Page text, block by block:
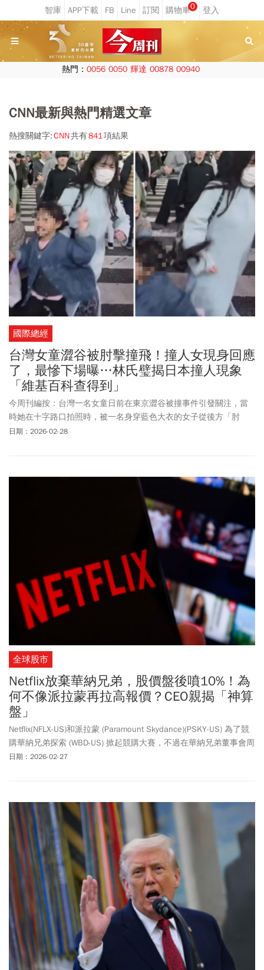
0
熱門： 0056 0050 輝達 00878 00940
CNN最新與熱門精選文章
熱搜關鍵字:CNN共有841項結果
國際總經
台灣女童澀谷被肘擊撞飛！撞人女現身回應
了，最慘下場曝…林氏璧揭日本撞人現象
「維基百科查得到」
今周刊編按：台灣一名女童日前在東京澀谷被撞事件引發關注，當
時她在十字路口拍照時，被一名身穿藍色大衣的女子從後方「肘
擊」衝撞，造成女童重摔、消失在鏡頭中。女童母親事後在IG上發
不是孩子本身的問題，人都是在學習中成長，我會好好反省，文末
她重申：「當然撞人的行為還是不可原諒」。隨著事件在網路討論
聲量增高，網友疑似肉搜到該名撞人女子，該帳號在社群回應，承
認當時很趕時間，因為自己沒有自首的勇氣，所以請直接通報我。
而這帳號的真實性仍存疑。日本律師冨本和男指出，該名撞人的日
本女子明顯是蓄意攻擊，即使未造成人身傷害，但已構成了「暴行
罪」，最高可處2年徒刑與30萬日圓（約台幣6萬元）的罰鍰；若是
有造成傷害，則升格為「傷害罪」，最高可處15年以下有期徒刑與
50萬日圓罰鍰（約台幣10萬元）。
日期：2026-02-28
全球股市
Netflix放棄華納兄弟，股價盤後噴10%！為
何不像派拉蒙再拉高報價？CEO親揭「神算
盤」
Netflix(NFLX-US)和派拉蒙 (Paramount Skydance)(PSKY-US) 為了競
購華納兄弟探索 (WBD-US) 掀起競購大賽，不過在華納兄弟董事會周
四 (26 日) 認定派拉蒙出價較優渥之後，Netflix 終於決定退出，為這
日期：2026-02-27